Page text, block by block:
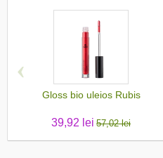
Gloss bio uleios Rubis
39,92 lei 57,02 lei
‹